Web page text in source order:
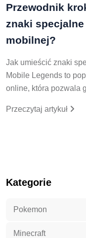
Przewodnik
znaki
mobilnej?
Jak umieścić znaki
Mobile Legends to
online, która pozwala
Przeczytaj artykuł
Kategorie
Pokemon
Minecraft